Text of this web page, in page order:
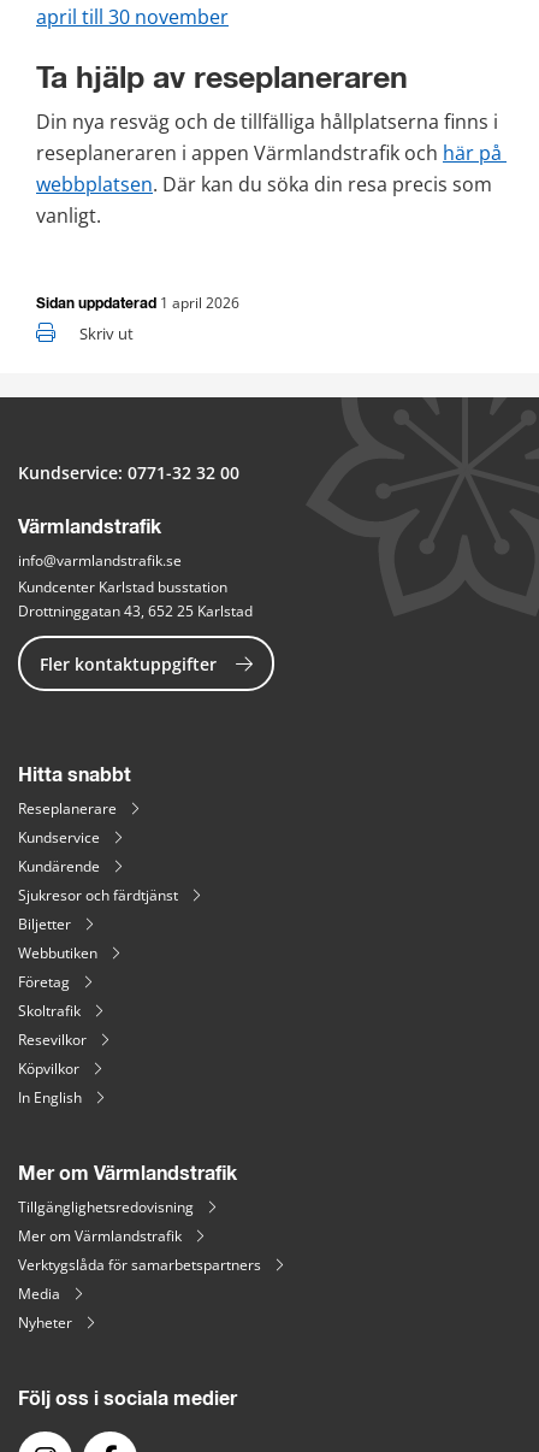
april till 30 novemberpng, 443 kB.
Ta hjälp av reseplaneraren
Din nya resväg och de tillfälliga hållplatserna finns i
reseplaneraren i appen Värmlandstrafik och här på
webbplatsen. Där kan du söka din resa precis som
vanligt.
Sidan uppdaterad 1 april 2026
Skriv ut
Kundservice: 0771-32 32 00
Värmlandstrafik
info@varmlandstrafik.se
Kundcenter Karlstad busstation
Drottninggatan 43, 652 25 Karlstad
Fler kontaktuppgifter
Hitta snabbt
Reseplanerare
Kundservice
Kundärende
Sjukresor och färdtjänst
Biljetter
Webbutiken
Företag
Skoltrafik
Resevilkor
Köpvilkor
In English
Mer om Värmlandstrafik
Tillgänglighetsredovisning
Mer om Värmlandstrafik
Verktygslåda för samarbetspartners
Media
Nyheter
Följ oss i sociala medier